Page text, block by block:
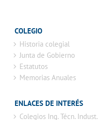
COLEGIO
Historia colegial
Junta de Gobierno
Estatutos
Memorias Anuales
ENLACES DE INTERÉS
Colegios Ing. Técn. Indust.